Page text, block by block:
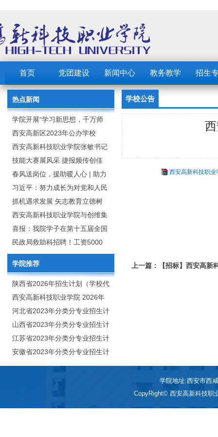
首页 党团建设 新闻中心 教务教学 招生
热点新闻
学院开展“学习新思想，千万师
生同上一堂课”活动
西安高新区2023年公办学校
（园） 公开招聘教职工公告
西安高新科技职业学院张敏书记
为全院师生党员上党课
技能大赛展风采 捷报频传创佳
绩：西安高新科技职业学院师生
在2023年陕西省职业技能大赛中
取佳绩
春风送岗位，援助暖人心 | 助力
毕业生求职就业
习近平：努力成长为对党和人民
忠诚可靠、堪当时代重任的栋梁
之才
抓机遇求发展 矢志教育立德树
人：西安高新科技职业学院召开
2020年年终总结暨表彰网络视频
会
西安高新科技职业学院与创维集
团举行校企合作签约仪式
喜报：我院学子在第十五届全国
大学生广告艺术大赛（大广
赛）、第十一届未来设计师.高校
数字艺术设计大赛（NCDA）国
赛中喜获佳绩
民政局救助科招聘！工资5000
元/月
学院推荐
陕西省2026年招生计划（学校代
码：8103）
西安高新科技职业学院 2026年
招生章程
河北省2023年分类分专业招生计
划（院校代号：1889）
山西省2023年分类分专业招生计
划（院校代号：5560）
江苏省2023年分类分专业招生计
划（院校代号：8931）
安徽省2023年分类分专业招生计
划（院校代号：2648）
学校公告
西安高新科技职
上一篇：【招标】西安高
学院地址:西安市西
CopyRight© 西安高新科技职